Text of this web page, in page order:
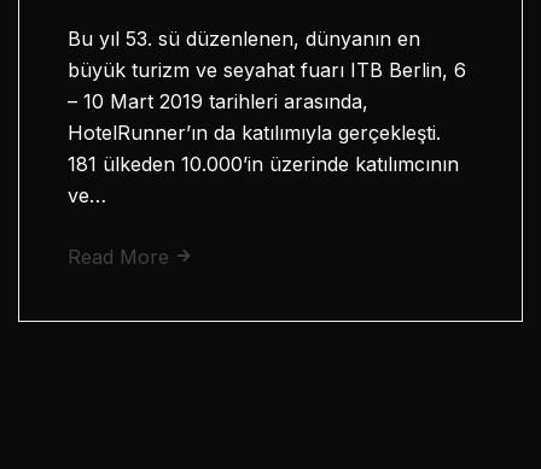
Bu yıl 53. sü düzenlenen, dünyanın en
büyük turizm ve seyahat fuarı ITB Berlin, 6
– 10 Mart 2019 tarihleri arasında,
HotelRunner’ın da katılımıyla gerçekleşti.
181 ülkeden 10.000’in üzerinde katılımcının
ve…
Read More